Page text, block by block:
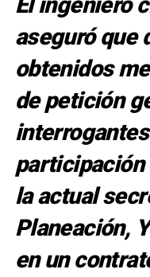
aseguró que
obtenidos
de petición
participación
la actual
Planeación,
en un